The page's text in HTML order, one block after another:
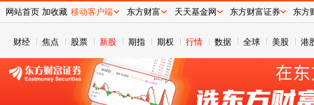
财经 焦点 股票 新股 期指 期权 行情 数据 全球 美股 港
网站首页 加收藏 移动客户端 东方财富 天天基金网 东方财富证券 东方